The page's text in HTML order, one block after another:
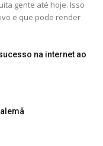
gente até hoje. Isso
e que pode render
na internet ao